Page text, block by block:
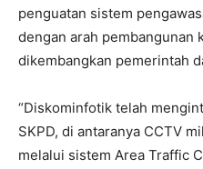
penguatan sistem
dengan arah pembangunan
dikembangkan pemerintah
“Diskominfotik telah
SKPD, di antaranya CCTV
melalui sistem Area Traffic